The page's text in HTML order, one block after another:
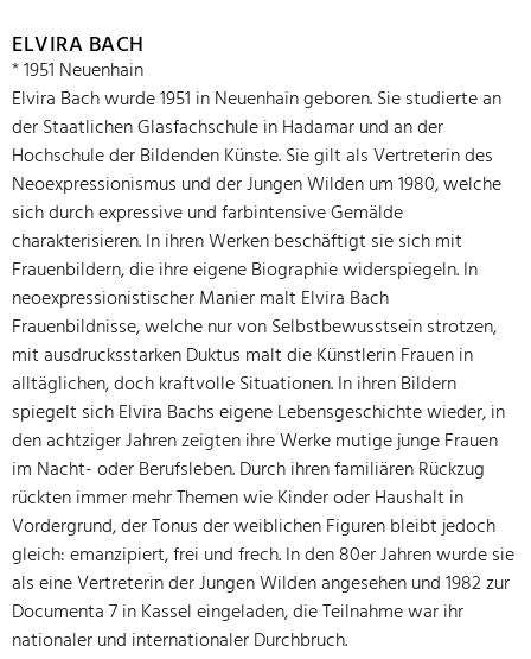
ELVIRA BACH
* 1951 Neuenhain
Elvira Bach wurde 1951 in Neuenhain geboren. Sie studierte an
der Staatlichen Glasfachschule in Hadamar und an der
Hochschule der Bildenden Künste. Sie gilt als Vertreterin des
Neoexpressionismus und der Jungen Wilden um 1980, welche
sich durch expressive und farbintensive Gemälde
charakterisieren. In ihren Werken beschäftigt sie sich mit
Frauenbildern, die ihre eigene Biographie widerspiegeln. In
neoexpressionistischer Manier malt Elvira Bach
Frauenbildnisse, welche nur von Selbstbewusstsein strotzen,
mit ausdrucksstarken Duktus malt die Künstlerin Frauen in
alltäglichen, doch kraftvolle Situationen. In ihren Bildern
spiegelt sich Elvira Bachs eigene Lebensgeschichte wieder, in
den achtziger Jahren zeigten ihre Werke mutige junge Frauen
im Nacht- oder Berufsleben. Durch ihren familiären Rückzug
rückten immer mehr Themen wie Kinder oder Haushalt in
Vordergrund, der Tonus der weiblichen Figuren bleibt jedoch
gleich: emanzipiert, frei und frech. In den 80er Jahren wurde sie
als eine Vertreterin der Jungen Wilden angesehen und 1982 zur
Documenta 7 in Kassel eingeladen, die Teilnahme war ihr
nationaler und internationaler Durchbruch.